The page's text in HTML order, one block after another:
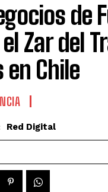
de
Zar del
en Chile
Red Digital